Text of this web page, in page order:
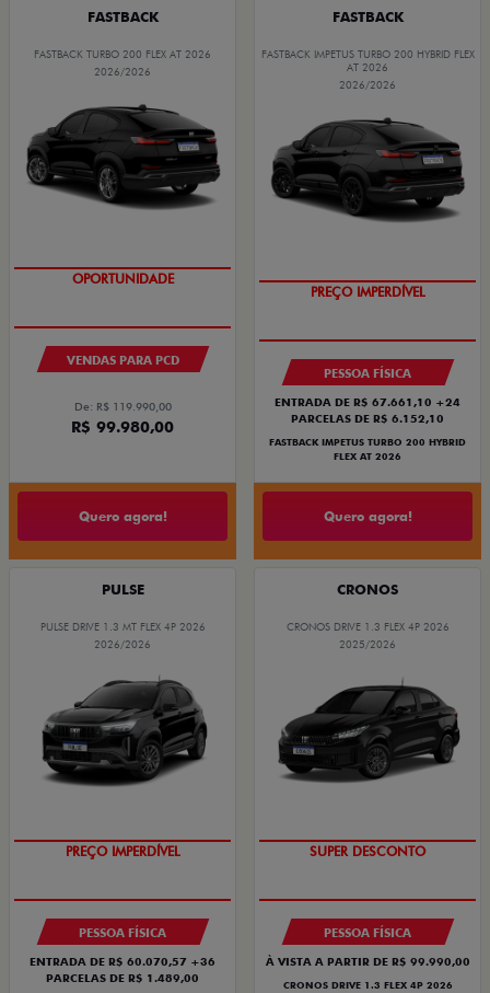
FASTBACK
FASTBACK TURBO 200 FLEX AT 2026
2026/2026
OPORTUNIDADE
VENDAS PARA PCD
De: R$ 119.990,00
R$ 99.980,00
Quero agora!
FASTBACK
FASTBACK IMPETUS TURBO 200 HYBRID FLEX
AT 2026
2026/2026
PESSOA FÍSICA
ENTRADA DE R$ 67.661,10 +24
PARCELAS DE R$ 6.152,10
FASTBACK IMPETUS TURBO 200 HYBRID
FLEX AT 2026
Quero agora!
PULSE
PULSE DRIVE 1.3 MT FLEX 4P 2026
2026/2026
OPORTUNIDADE
PESSOA FÍSICA
ENTRADA DE R$ 60.070,57 +36
PARCELAS DE R$ 1.489,00
CRONOS
CRONOS DRIVE 1.3 FLEX 4P 2026
2025/2026
BÔNUS DE ATÉ R$ 14 MIL
PESSOA FÍSICA
À VISTA A PARTIR DE R$ 99.990,00
CRONOS DRIVE 1.3 FLEX 4P 2026